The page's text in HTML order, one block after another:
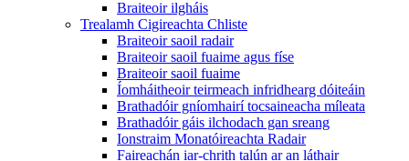
Braiteoir ilgháis
Trealamh Cigireachta Chliste
Braiteoir saoil radair
Braiteoir saoil fuaime agus físe
Braiteoir saoil fuaime
Íomháitheoir teirmeach infridhearg dóiteáin
Brathadóir gníomhairí tocsaineacha míleata
Brathadóir gáis ilchodach gan sreang
Ionstraim Monatóireachta Radair
Faireachán iar-chrith talún ar an láthair